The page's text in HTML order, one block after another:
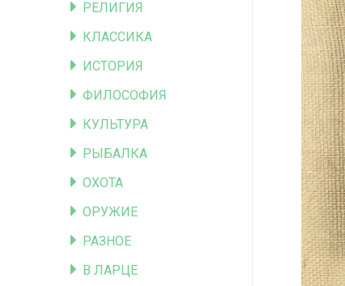
РЕЛИГИЯ
КЛАССИКА
ИСТОРИЯ
ФИЛОСОФИЯ
КУЛЬТУРА
РЫБАЛКА
ОХОТА
ОРУЖИЕ
РАЗНОЕ
В ЛАРЦЕ